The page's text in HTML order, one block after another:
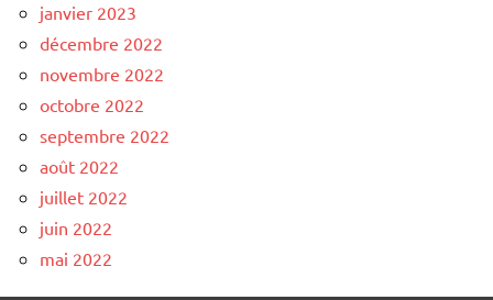
janvier 2023
décembre 2022
novembre 2022
octobre 2022
septembre 2022
août 2022
juillet 2022
juin 2022
mai 2022